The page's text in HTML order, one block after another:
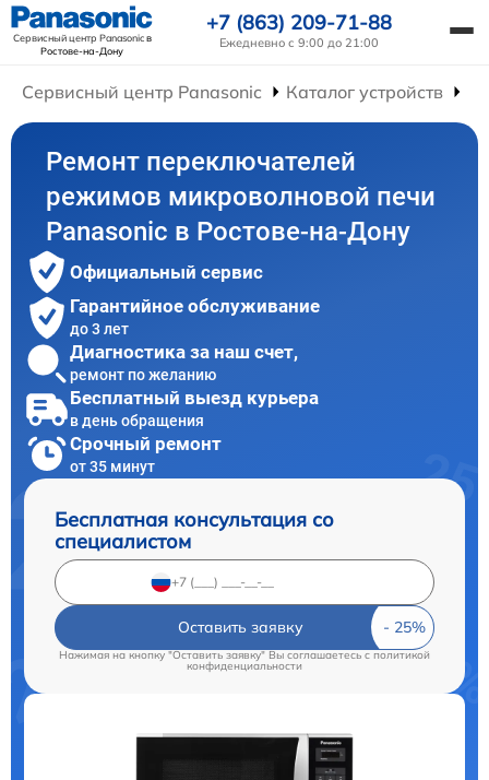
Сервисный центр Panasonicв
Ростове-на-Дону
+7 (863) 209-71-88
Ежедневно с 9:00 до 21:00
Сервисный центр Panasonic Каталог устройств
Ремонт переключателей
режимов микроволновой печи
Panasonic в Ростове-на-Дону
Официальный сервис
Гарантийное обслуживание
до 3 лет
Диагностика за наш счет,
ремонт по желанию
Бесплатный выезд курьера
в день обращения
Срочный ремонт
от 35 минут
Бесплатная консультация со
специалистом
Оставить заявку
Нажимая на кнопку "Оставить заявку" Вы соглашаетесь cполитикой
конфиденциальности